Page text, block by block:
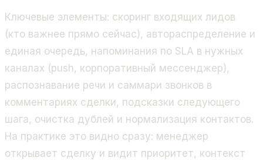
Ключевые элементы: скоринг входящих лидов
(кто важнее прямо сейчас), автораспределение и
единая очередь, напоминания по SLA в нужных
каналах (push, корпоративный мессенджер),
распознавание речи и саммари звонков в
комментариях сделки, подсказки следующего
шага, очистка дублей и нормализация контактов.
На практике это видно сразу: менеджер
открывает сделку и видит приоритет, контекст